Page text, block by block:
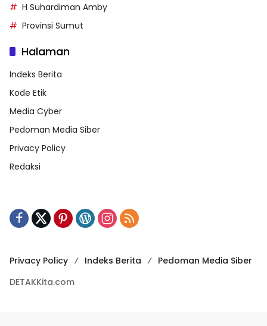
H Suhardiman Amby
Provinsi Sumut
Halaman
Indeks Berita
Kode Etik
Media Cyber
Pedoman Media Siber
Privacy Policy
Redaksi
Privacy Policy Indeks Berita
Pedoman Media Siber
DETAKKita.com